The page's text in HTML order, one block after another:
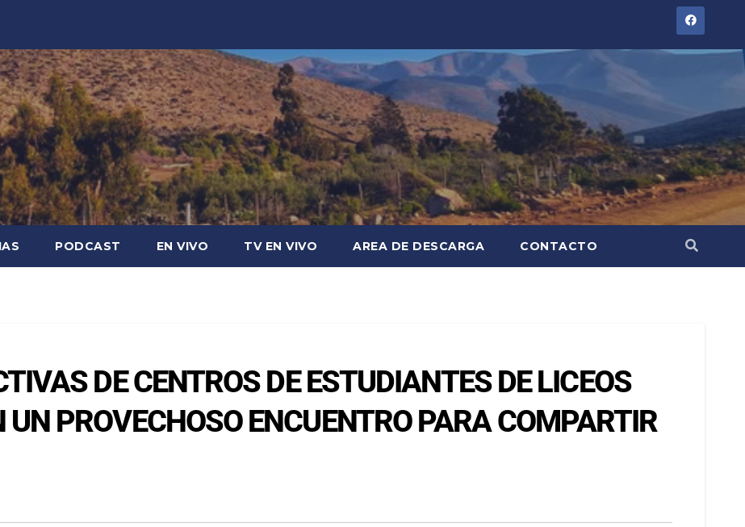
PODCAST EN VIVO TV EN VIVO AREA DE DESCARGA CONTACTO
DE CENTROS DE ESTUDIANTES DE LICEOS
PROVECHOSO ENCUENTRO PARA COMPARTIR